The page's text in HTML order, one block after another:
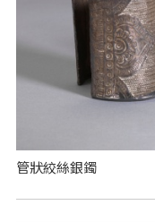
管狀絞絲銀鐲